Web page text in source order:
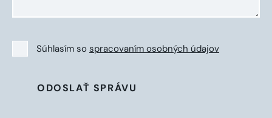
Súhlasím so spracovaním osobných údajov
ODOSLAŤ SPRÁVU